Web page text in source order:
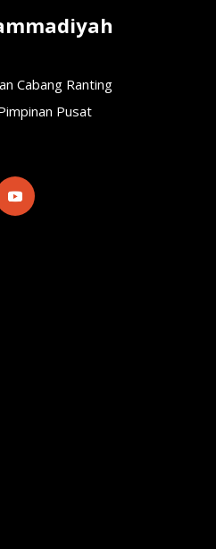
Cabang Ranting
Pusat